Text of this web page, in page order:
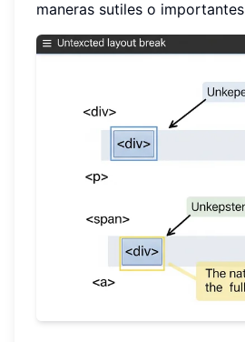
maneras sutiles o